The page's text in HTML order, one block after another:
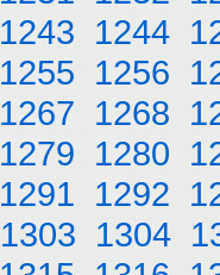
1243 1244
1255 1256
1267 1268
1279 1280
1291 1292
1303 1304